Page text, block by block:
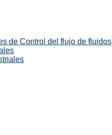
de Control del flujo de fluidos